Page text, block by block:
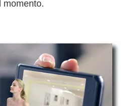
momento.